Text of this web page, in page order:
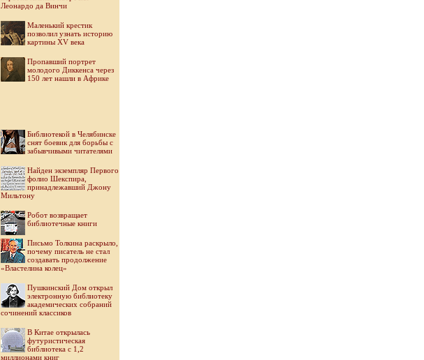
Леонардо да Винчи
Маленький крестик
позволил узнать историю
картины XV века
Пропавший портрет
молодого Диккенса через
150 лет нашли в Африке
Библиотекой в Челябинске
снят боевик для борьбы с
забывчивыми читателями
Найден экземпляр Первого
фолио Шекспира,
принадлежавший Джону
Мильтону
Робот возвращает
библиотечные книги
Письмо Толкина раскрыло,
почему писатель не стал
создавать продолжение
«Властелина колец»
Пушкинский Дом открыл
электронную библиотеку
академических собраний
сочинений классиков
В Китае открылась
футуристическая
библиотека с 1,2
миллионами книг